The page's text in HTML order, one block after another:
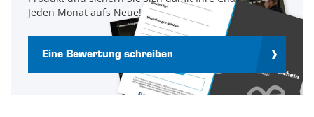
Jeden Monat aufs Neue!
Eine Bewertung schreiben